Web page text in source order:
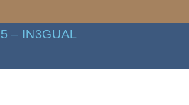
– IN3GUAL